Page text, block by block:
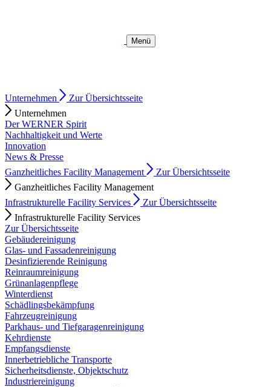
Menü
Unternehmen
Zur Übersichtsseite
Unternehmen
Der WERNER Spirit
Nachhaltigkeit und Werte
Innovation
News & Presse
Ganzheitliches Facility Management
Zur Übersichtsseite
Ganzheitliches Facility Management
Infrastrukturelle Facility Services
Zur Übersichtsseite
Infrastrukturelle Facility Services
Zur Übersichtsseite
Gebäudereinigung
Glas- und Fassadenreinigung
Desinfizierende Reinigung
Reinraumreinigung
Grünanlagenpflege
Winterdienst
Schädlingsbekämpfung
Fahrzeugreinigung
Parkhaus- und Tiefgaragenreinigung
Kehrdienste
Empfangsdienste
Innerbetriebliche Transporte
Sicherheitsdienste, Objektschutz
Industriereinigung